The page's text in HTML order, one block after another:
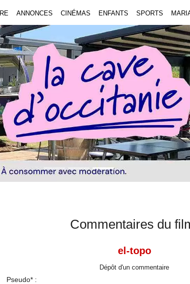
ANNONCES CINÉMAS ENFANTS SPORTS
Commentaires du
el-topo
Dépôt d'un commentaire
Pseudo* :